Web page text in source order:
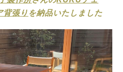
背張り を納品いたしました